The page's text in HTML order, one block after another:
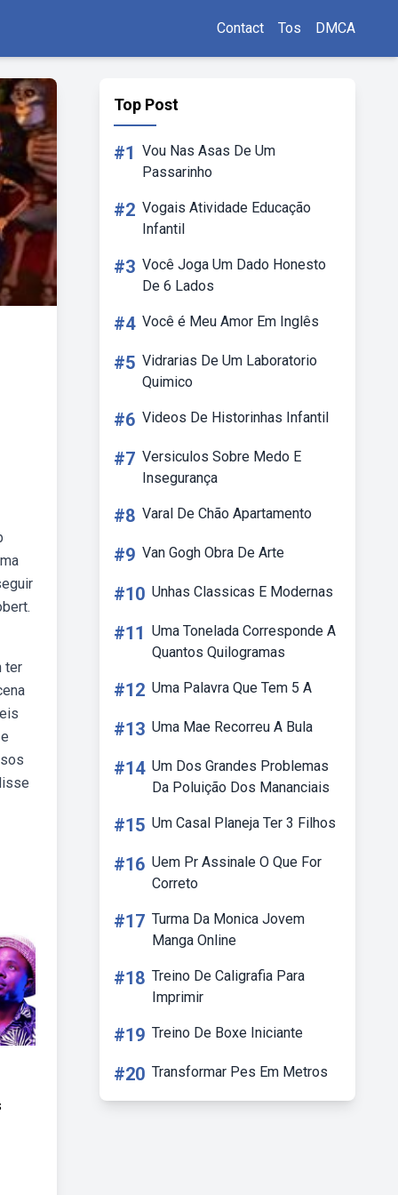
Contact Tos DMCA
ter
Top Post
#1 Vou Nas Asas De Um
Passarinho
#2 Vogais Atividade Educação
Infantil
#3 Você Joga Um Dado Honesto
De 6 Lados
#4 Você é Meu Amor Em Inglês
#5 Vidrarias De Um Laboratorio
Quimico
#6 Videos De Historinhas Infantil
#7 Versiculos Sobre Medo E
Insegurança
#8 Varal De Chão Apartamento
#9 Van Gogh Obra De Arte
#10 Unhas Classicas E Modernas
#11 Uma Tonelada Corresponde A
Quantos Quilogramas
#12 Uma Palavra Que Tem 5 A
#13 Uma Mae Recorreu A Bula
#14 Um Dos Grandes Problemas
Da Poluição Dos Mananciais
#15 Um Casal Planeja Ter 3 Filhos
#16 Uem Pr Assinale O Que For
Correto
#17 Turma Da Monica Jovem
Manga Online
#18 Treino De Caligrafia Para
Imprimir
#19 Treino De Boxe Iniciante
#20 Transformar Pes Em Metros